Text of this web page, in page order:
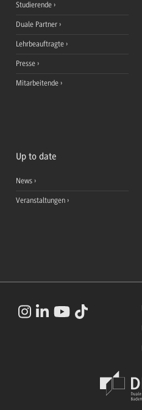
Studierende
Duale Partner
Lehrbeauftragte
Presse
Mitarbeitende
Up to date
News
Veranstaltungen